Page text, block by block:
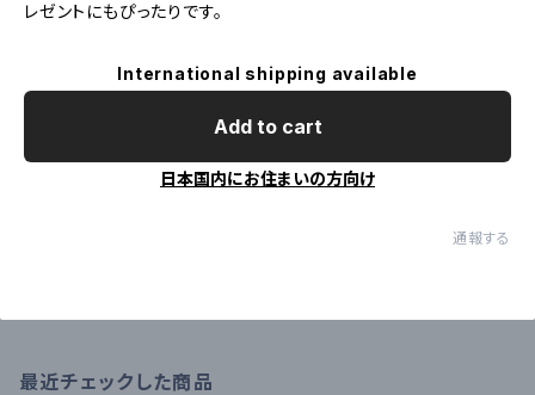
レゼントにもぴったりです。
International shipping available
Add to cart
日本国内にお住まいの方向け
通報する
最近チェックした商品